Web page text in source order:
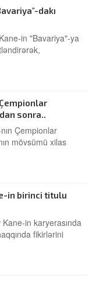
dakı
in "Bavariya"-ya
sonra..
Çempionlar
mövsümü xilas
in birinci titulu
in karyerasında
fikirlərini